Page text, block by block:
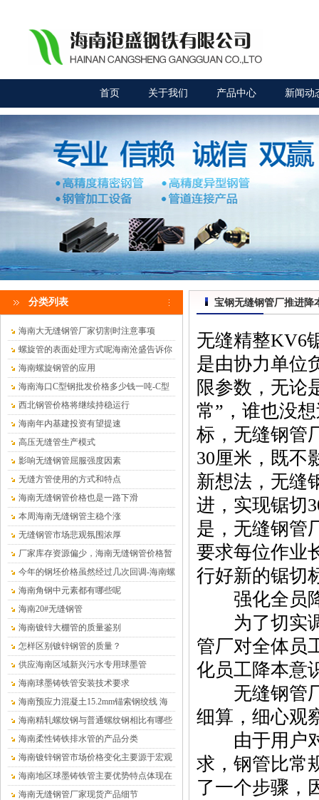
首页 关于我们 产品中心 新闻动
分类列表
海南大无缝钢管厂家切割时注意事项
螺旋管的表面处理方式呢海南沧盛告诉你
海南螺旋钢管的应用
海南海口C型钢批发价格多少钱一吨-C型
钢厂家
西北钢管价格将继续持稳运行
海南年内基建投资有望提速
高压无缝管生产模式
影响无缝钢管屈服强度因素
无缝方管使用的方式和特点
海南无缝钢管价格也是一路下滑
本周海南无缝钢管主稳个涨
无缝钢管市场悲观氛围浓厚
厂家库存资源偏少，海南无缝钢管价格暂
时平稳为主
今年的钢坯价格虽然经过几次回调-海南螺
旋钢管
海南角钢中元素都有哪些呢
海南20#无缝钢管
海南镀锌大棚管的质量鉴别
怎样区别镀锌钢管的质量？
供应海南区域新兴污水专用球墨管
海南球墨铸铁管安装技术要求
海南预应力混凝土15.2mm锚索钢绞线 海
南沧盛销售
海南精轧螺纹钢与普通螺纹钢相比有哪些
优点？
海南柔性铸铁排水管的产品分类
海南镀锌钢管市场价格变化主要源于宏观
供求关系的变化
海南地区球墨铸铁管主要优势特点体现在
哪儿
海南无缝钢管厂家现货产品细节
宝钢无缝钢管厂推进降
无缝精整KV6
是由协力单位
限参数，无论
常”，谁也没
标，无缝钢管
30厘米，既不
新想法，无缝
进，实现锯切
是，无缝钢管
要求每位作业
行好新的锯切
强化全员
为了切实调
管厂对全体员
化员工降本意
无缝钢管厂
细算，细心观
由于用户对
求，钢管比常
了一个步骤，